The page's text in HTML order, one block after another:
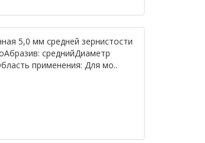
5,0 мм средней зернистости
среднийДиаметр
применения: Для мо..